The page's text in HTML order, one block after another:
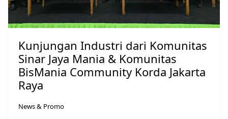
Kunjungan Industri dari Komunitas
Sinar Jaya Mania & Komunitas
BisMania Community Korda Jakarta
Raya
News & Promo